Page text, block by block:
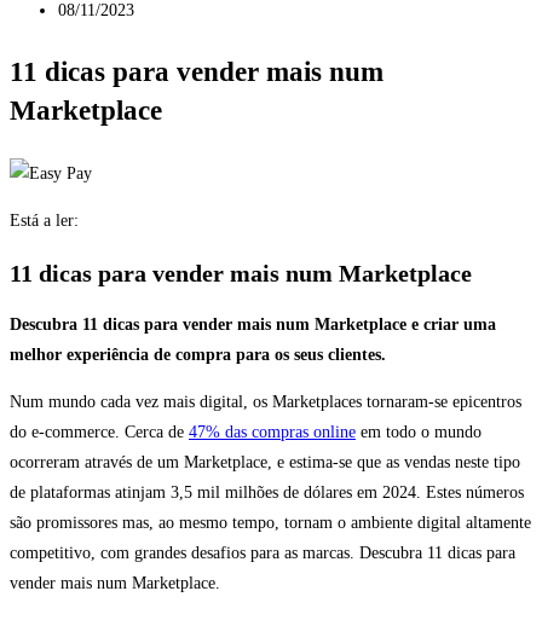
08/11/2023
11 dicas para vender mais num
Marketplace
Está a ler:
11 dicas para vender mais num Marketplace
Descubra 11 dicas para vender mais num Marketplace e criar uma
melhor experiência de compra para os seus clientes.
Num mundo cada vez mais digital, os Marketplaces tornaram-se epicentros
do e-commerce. Cerca de 47% das compras online em todo o mundo
ocorreram através de um Marketplace, e estima-se que as vendas neste tipo
de plataformas atinjam 3,5 mil milhões de dólares em 2024. Estes números
são promissores mas, ao mesmo tempo, tornam o ambiente digital altamente
competitivo, com grandes desafios para as marcas. Descubra 11 dicas para
vender mais num Marketplace.